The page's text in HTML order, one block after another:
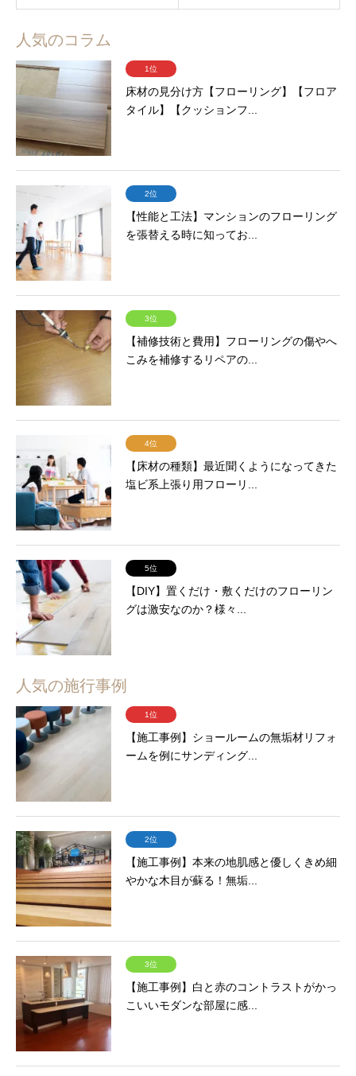
人気のコラム
1位
床材の見分け方【フローリング】【フロア
タイル】【クッションフ...
2位
【性能と工法】マンションのフローリング
を張替える時に知ってお...
3位
【補修技術と費用】フローリングの傷やへ
こみを補修するリペアの...
4位
【床材の種類】最近聞くようになってきた
塩ビ系上張り用フローリ...
5位
【DIY】置くだけ・敷くだけのフローリン
グは激安なのか？様々...
人気の施行事例
1位
【施工事例】ショールームの無垢材リフォ
ームを例にサンディング...
2位
【施工事例】本来の地肌感と優しくきめ細
やかな木目が蘇る！無垢...
3位
【施工事例】白と赤のコントラストがかっ
こいいモダンな部屋に感...